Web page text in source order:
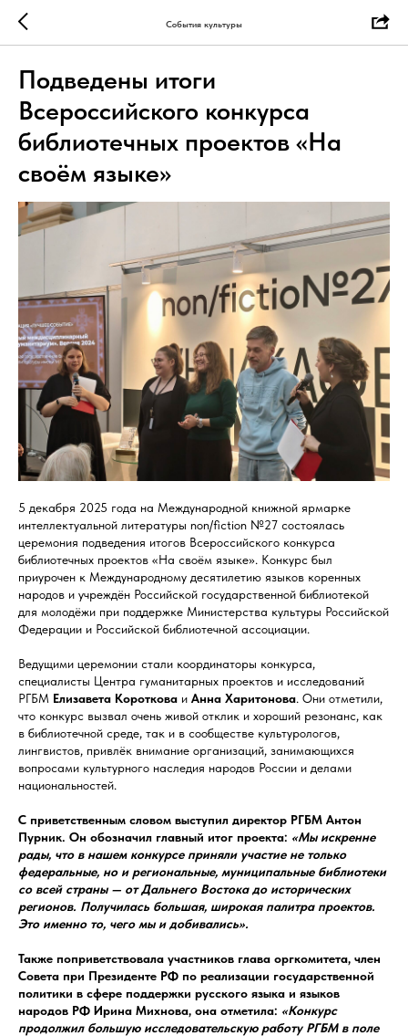
События культуры
Подведены итоги
Всероссийского конкурса
библиотечных проектов «На
своём языке»
5 декабря 2025 года на Международной книжной ярмарке
интеллектуальной литературы non/fiction №27 состоялась
церемония подведения итогов Всероссийского конкурса
библиотечных проектов «На своём языке». Конкурс был
приурочен к Международному десятилетию языков коренных
народов и учреждён Российской государственной библиотекой
для молодёжи при поддержке Министерства культуры Российской
Федерации и Российской библиотечной ассоциации.
Ведущими церемонии стали координаторы конкурса,
специалисты Центра гуманитарных проектов и исследований
РГБМ Елизавета Короткова и Анна Харитонова. Они отметили,
что конкурс вызвал очень живой отклик и хороший резонанс, как
в библиотечной среде, так и в сообществе культурологов,
лингвистов, привлёк внимание организаций, занимающихся
вопросами культурного наследия народов России и делами
национальностей.
С приветственным словом выступил директор РГБМ Антон
Пурник. Он обозначил главный итог проекта: «Мы искренне
рады, что в нашем конкурсе приняли участие не только
федеральные, но и региональные, муниципальные библиотеки
со всей страны — от Дальнего Востока до исторических
регионов. Получилась большая, широкая палитра проектов.
Это именно то, чего мы и добивались».
Также поприветствовала участников глава оргкомитета, член
Совета при Президенте РФ по реализации государственной
политики в сфере поддержки русского языка и языков
народов РФ Ирина Михнова, она отметила: «Конкурс
продолжил большую исследовательскую работу РГБМ в поле